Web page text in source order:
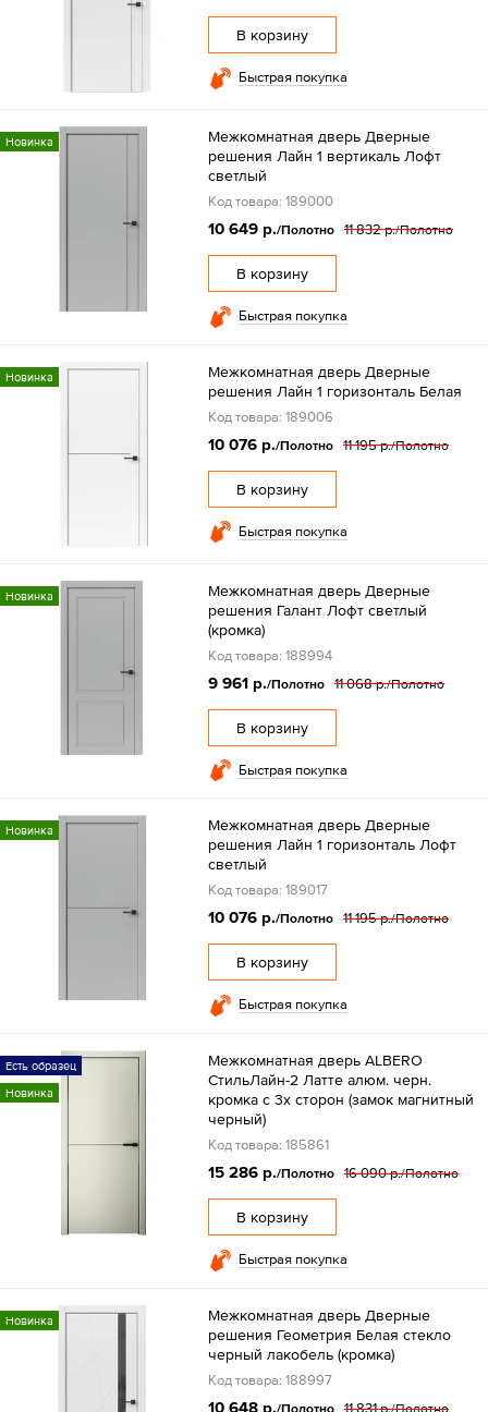
В корзину
Быстрая покупка
Новинка
Межкомнатная дверь Дверные
решения Лайн 1 вертикаль Лофт
светлый
Код товара: 189000
10 649 р./Полотно 11 832 р./Полотно
В корзину
Быстрая покупка
Новинка
Межкомнатная дверь Дверные
решения Лайн 1 горизонталь Белая
Код товара: 189006
10 076 р./Полотно 11 195 р./Полотно
В корзину
Быстрая покупка
Новинка
Межкомнатная дверь Дверные
решения Галант Лофт светлый
(кромка)
Код товара: 188994
9 961 р./Полотно 11 068 р./Полотно
В корзину
Быстрая покупка
Новинка
Межкомнатная дверь Дверные
решения Лайн 1 горизонталь Лофт
светлый
Код товара: 189017
10 076 р./Полотно 11 195 р./Полотно
В корзину
Быстрая покупка
Есть образец
Новинка
Межкомнатная дверь ALBERO
СтильЛайн-2 Латте алюм. черн.
кромка с 3х сторон (замок магнитный
черный)
Код товара: 185861
15 286 р./Полотно 16 090 р./Полотно
В корзину
Быстрая покупка
Новинка
Межкомнатная дверь Дверные
решения Геометрия Белая стекло
черный лакобель (кромка)
Код товара: 188997
10 648 р./Полотно 11 831 р./Полотно